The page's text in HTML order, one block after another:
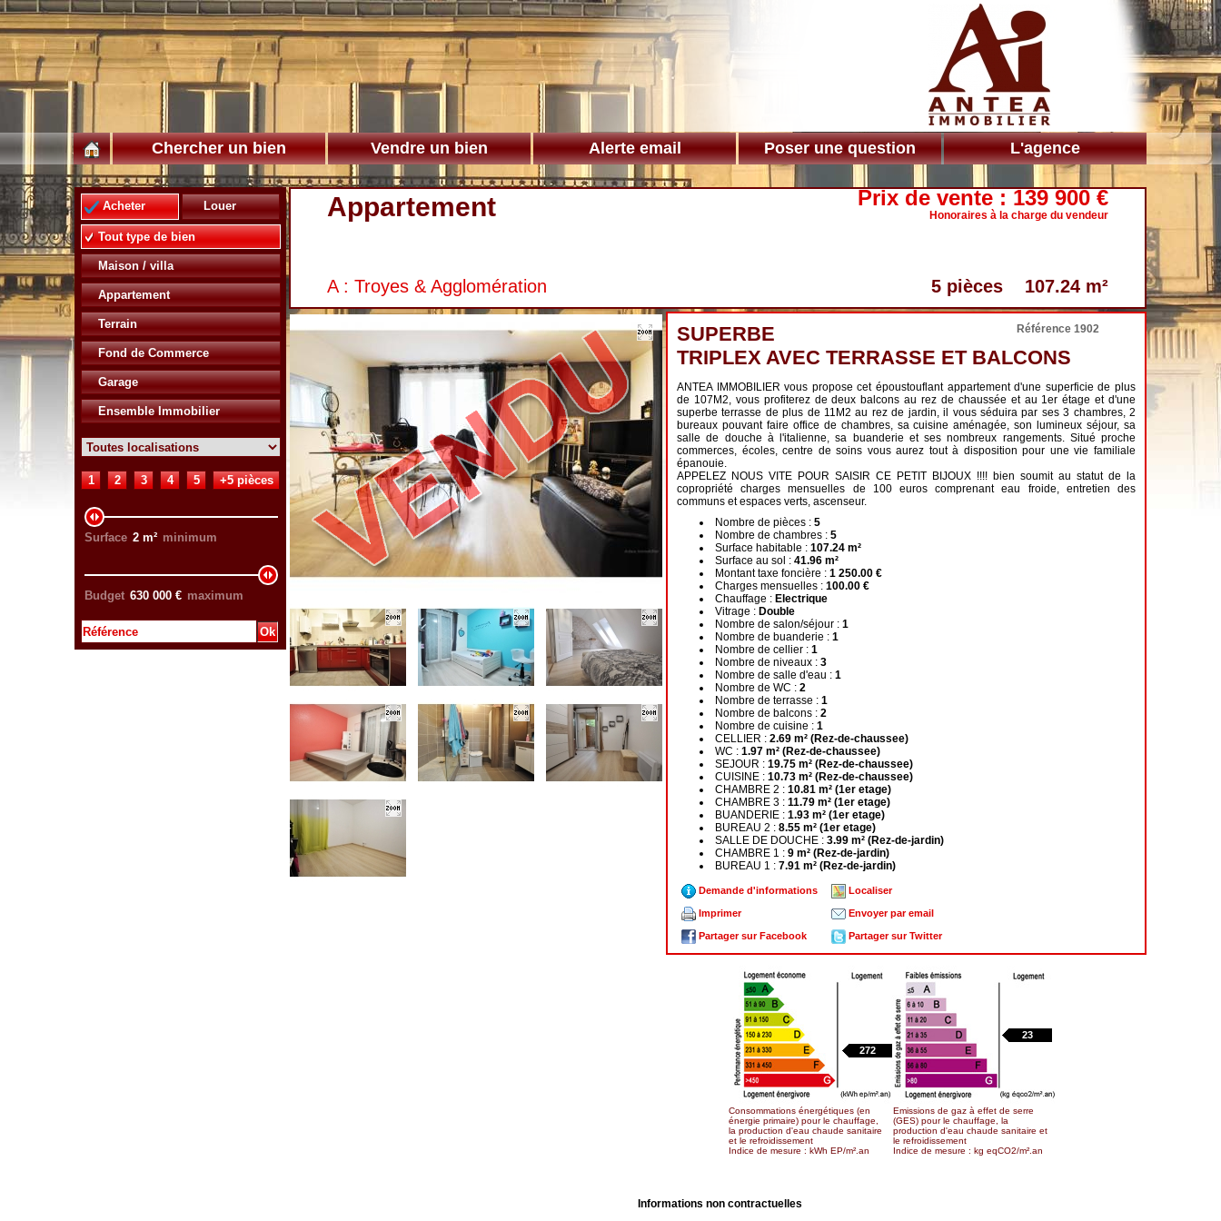
Chercher un bien Vendre un bien Alerte email Poser une question L'agence
Acheter Louer
Tout type de bien
Maison / villa
Appartement
Terrain
Fond de Commerce
Garage
Ensemble Immobilier
1 2 3 4 5 +5 pièces
Surface 2 m² minimum
Budget 630 000 € maximum
Prix de vente : 139 900 €
Honoraires à la charge du vendeur
5 pièces 107.24 m²
A : Troyes & Agglomération
Appartement
Référence 1902
SUPERBE
TRIPLEX AVEC TERRASSE ET BALCONS
ANTEA IMMOBILIER vous propose cet époustouflant appartement d'une superficie de plus
de 107M2, vous profiterez de deux balcons au rez de chaussée et au 1er étage et d'une
superbe terrasse de plus de 11M2 au rez de jardin, il vous séduira par ses 3 chambres, 2
bureaux pouvant faire office de chambres, sa cuisine aménagée, son lumineux séjour, sa
salle de douche à l'italienne, sa buanderie et ses nombreux rangements. Situé proche
commerces, écoles, centre de soins vous aurez tout à disposition pour une vie familiale
épanouie.
APPELEZ NOUS VITE POUR SAISIR CE PETIT BIJOUX !!!! bien soumit au statut de la
copropriété charges mensuelles de 100 euros comprenant eau froide, entretien des
communs et espaces verts, ascenseur.
Nombre de pièces : 5
Nombre de chambres : 5
Surface habitable : 107.24 m²
Surface au sol : 41.96 m²
Montant taxe foncière : 1 250.00 €
Charges mensuelles : 100.00 €
Chauffage : Electrique
Vitrage : Double
Nombre de salon/séjour : 1
Nombre de buanderie : 1
Nombre de cellier : 1
Nombre de niveaux : 3
Nombre de salle d'eau : 1
Nombre de WC : 2
Nombre de terrasse : 1
Nombre de balcons : 2
Nombre de cuisine : 1
CELLIER : 2.69 m² (Rez-de-chaussee)
WC : 1.97 m² (Rez-de-chaussee)
SEJOUR : 19.75 m² (Rez-de-chaussee)
CUISINE : 10.73 m² (Rez-de-chaussee)
CHAMBRE 2 : 10.81 m² (1er etage)
CHAMBRE 3 : 11.79 m² (1er etage)
BUANDERIE : 1.93 m² (1er etage)
BUREAU 2 : 8.55 m² (1er etage)
SALLE DE DOUCHE : 3.99 m² (Rez-de-jardin)
CHAMBRE 1 : 9 m² (Rez-de-jardin)
BUREAU 1 : 7.91 m² (Rez-de-jardin)
Demande d'informations Localiser
Imprimer Envoyer par email
Partager sur Facebook Partager sur Twitter
272
23
Consommations énergétiques (en
énergie primaire) pour le chauffage,
la production d'eau chaude sanitaire
et le refroidissement
Indice de mesure : kWh EP/m².an
Emissions de gaz à effet de serre
(GES) pour le chauffage, la
production d'eau chaude sanitaire et
le refroidissement
Indice de mesure : kg eqCO2/m².an
Informations non contractuelles